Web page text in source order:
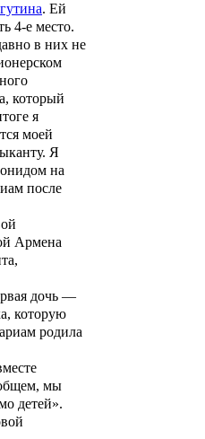
. Ей
4-е место.
в них не
который
я
моей
Я
на
после
Армена
дочь —
которую
родила
мы
детей».